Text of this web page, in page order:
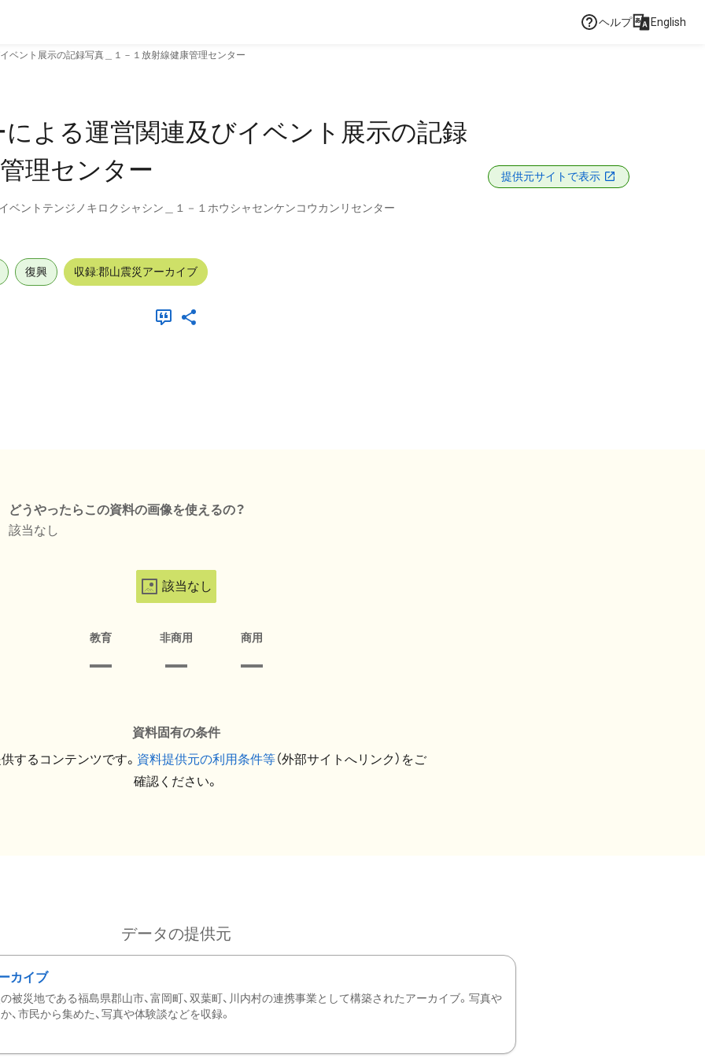
ヘルプ English
ベント展示の記録写真＿１－１放射線健康管理センター
よる運営関連及びイベント展示の記録
理センター
ベントテンジノキロクシャシン＿１－１ホウシャセンケンコウカンリセンター
提供元サイトで表示
復興 収録:郡山震災アーカイブ
どうやったらこの資料の画像を使えるの？
該当なし
該当なし
教育 非商用 商用
資料固有の条件
するコンテンツです。 資料提供元の利用条件等（外部サイトへリンク）をご
確認ください。
データの提供元
カイブ
被災地である福島県郡山市、富岡町、双葉町、川内村の連携事業として構築されたアーカイブ。写真や
、市民から集めた、写真や体験談などを収録。